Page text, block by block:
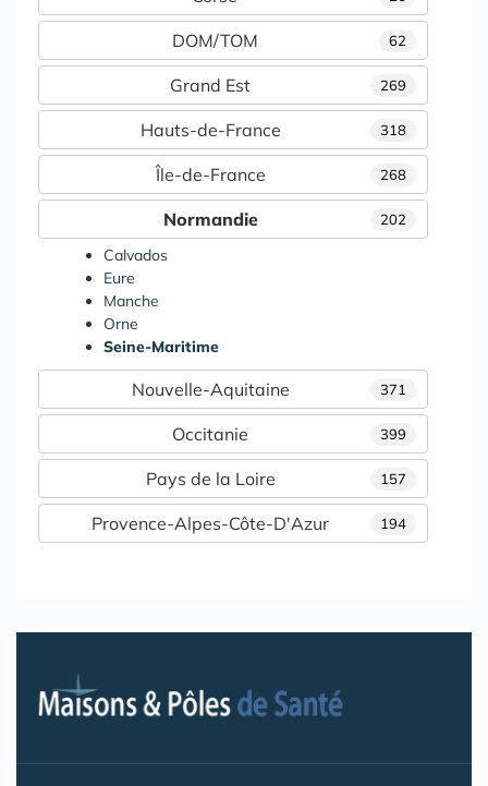
62
DOM/TOM
269
Grand Est
318
Hauts-de-France
268
Île-de-France
202
Normandie
Calvados
Eure
Manche
Orne
Seine-Maritime
371
Nouvelle-Aquitaine
399
Occitanie
157
Pays de la Loire
194
Provence-Alpes-Côte-D'Azur